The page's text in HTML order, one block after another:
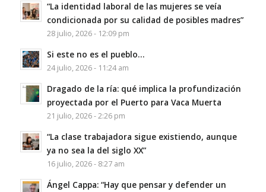
“La identidad laboral de las mujeres se veía
condicionada por su calidad de posibles madres”
28 julio, 2026 - 12:09 pm
Si este no es el pueblo…
24 julio, 2026 - 11:24 am
Dragado de la ría: qué implica la profundización
proyectada por el Puerto para Vaca Muerta
21 julio, 2026 - 2:26 pm
“La clase trabajadora sigue existiendo, aunque
ya no sea la del siglo XX”
16 julio, 2026 - 8:27 am
Ángel Cappa: “Hay que pensar y defender un